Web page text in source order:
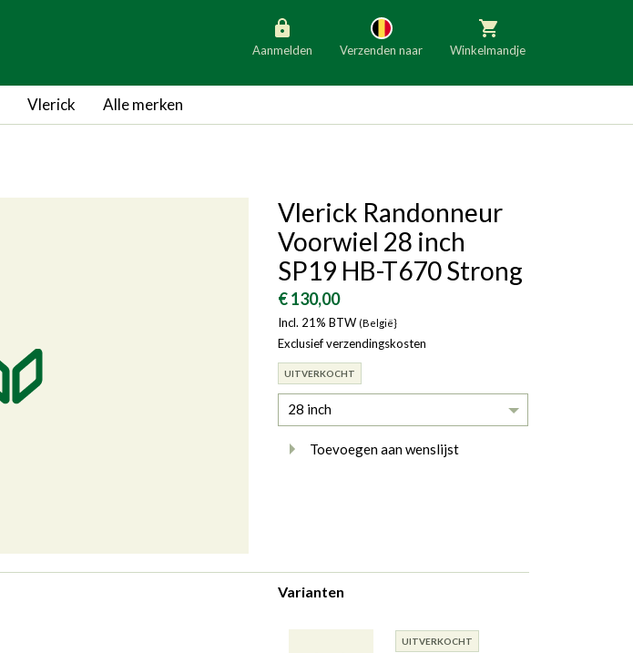
Aanmelden Verzenden naar
Slovenië Italië
Denemarken Finland
Bulgarije
Winkelmandje
Vlerick Alle merken
Vlerick Randonneur
Voorwiel 28 inch
SP19 HB-T670 Strong
€ 130,00
Incl. 21% BTW (België}
Exclusief verzendingskosten
UITVERKOCHT
28 inch
Toevoegen aan wenslijst
Varianten
UITVERKOCHT